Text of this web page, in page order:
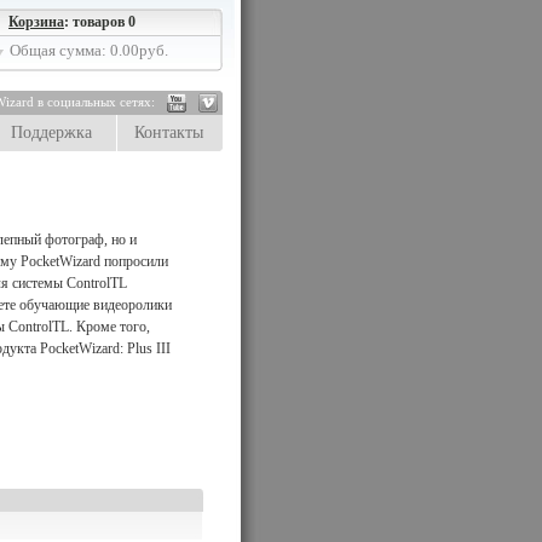
Корзина: товаров 0
Общая сумма: 0.00руб.
в социальных сетях:
Поддержка Контакты
фотограф, но и
PocketWizard попросили
системы ControlTL
обучающие видеоролики
ControlTL. Кроме того,
PocketWizard: Plus III